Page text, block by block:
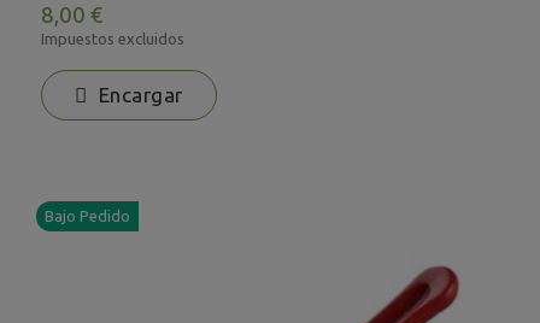
8,00 €
Impuestos excluidos
Encargar
Bajo Pedido